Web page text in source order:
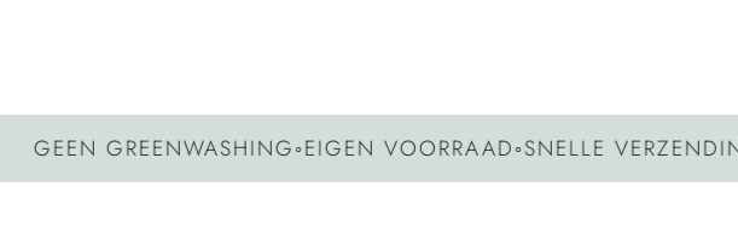
GREENWASHING◦EIGEN VOORRAAD◦SNELLE VERZENDING◦